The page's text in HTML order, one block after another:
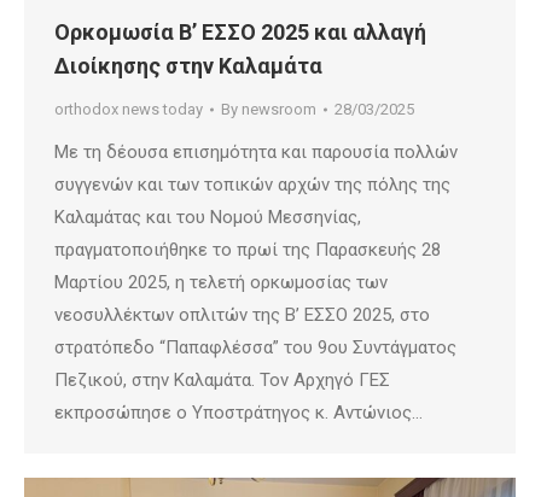
Ορκομωσία Β’ ΕΣΣΟ 2025 και αλλαγή
Διοίκησης στην Καλαμάτα
orthodox news today By newsroom 28/03/2025
Με τη δέουσα επισημότητα και παρουσία πολλών
συγγενών και των τοπικών αρχών της πόλης της
Καλαμάτας και του Νομού Μεσσηνίας,
πραγματοποιήθηκε το πρωί της Παρασκευής 28
Μαρτίου 2025, η τελετή ορκωμοσίας των
νεοσυλλέκτων οπλιτών της Β’ ΕΣΣΟ 2025, στο
στρατόπεδο “Παπαφλέσσα” του 9ου Συντάγματος
Πεζικού, στην Καλαμάτα. Τον Αρχηγό ΓΕΣ
εκπροσώπησε ο Υποστράτηγος κ. Αντώνιος…